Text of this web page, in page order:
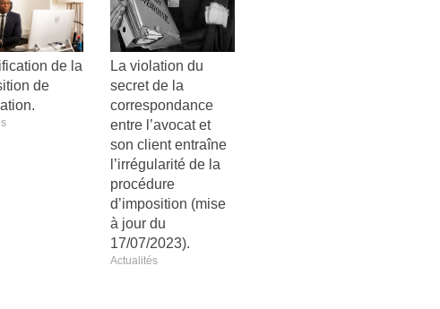
de la
de
La violation du
secret de la
correspondance
entre l’avocat et
son client entraîne
l’irrégularité de la
procédure
d’imposition (mise
à jour du
17/07/2023).
Actualités